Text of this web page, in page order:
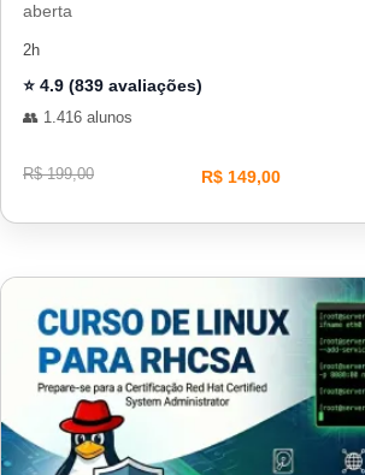
aberta
2h
⭐ 4.9 (839 avaliações)
👥 1.416 alunos
R$ 199,00 R$ 149,00